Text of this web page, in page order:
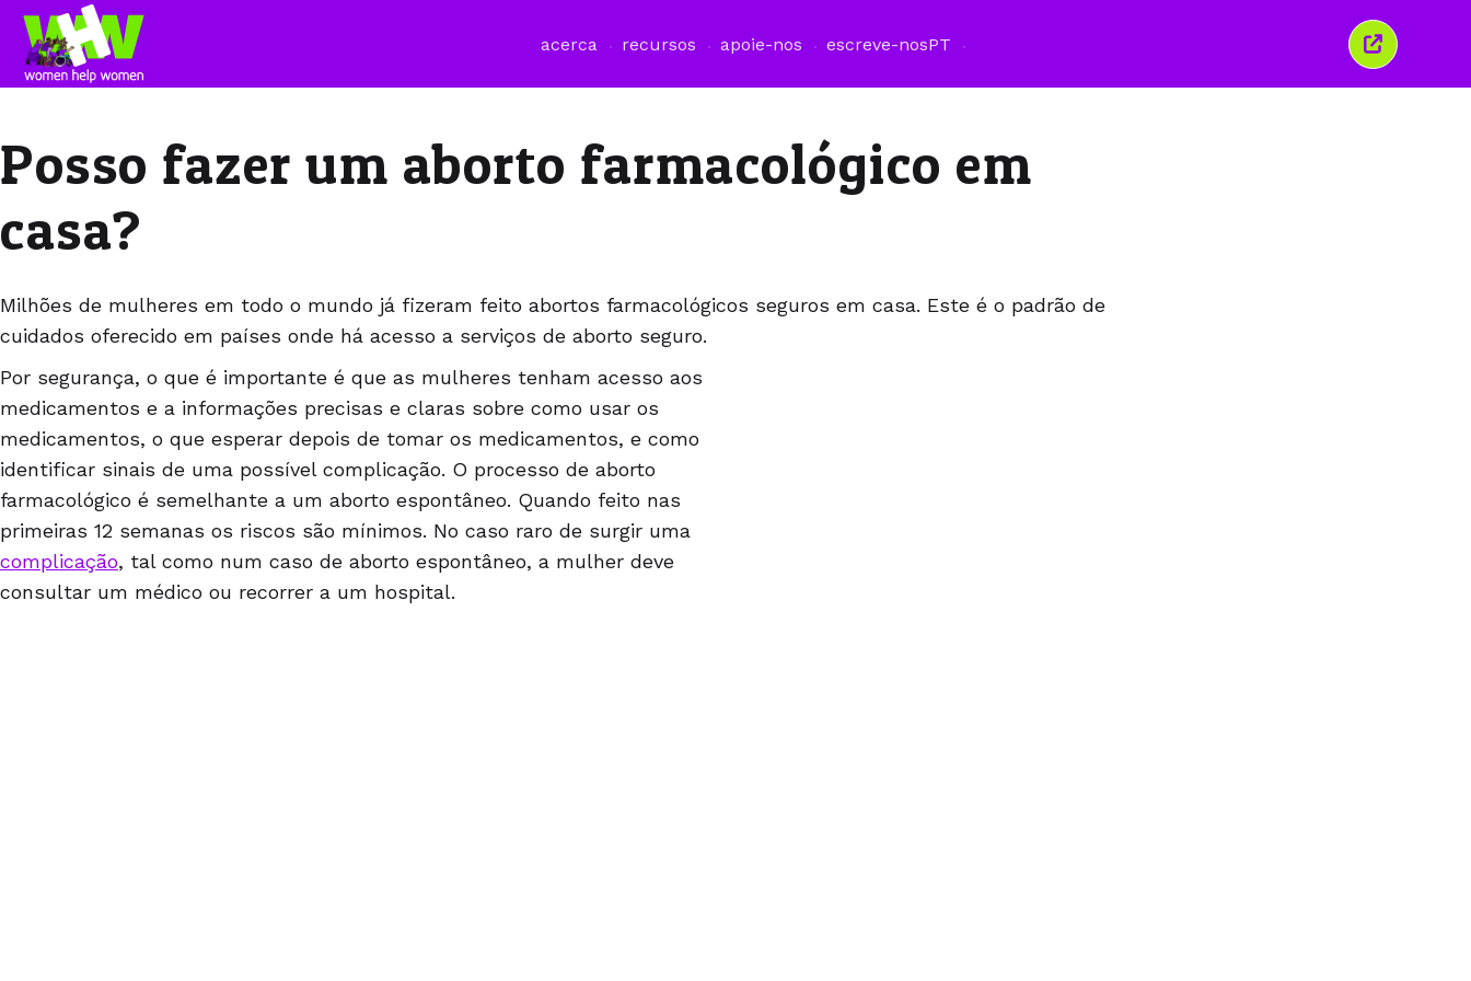
acerca recursos apoie-nos escreve-nosPT
Fechar
esta
Posso fazer um aborto farmacológico em
casa?
Milhões de mulheres em todo o mundo já fizeram feito abortos farmacológicos seguros em casa. Este é o padrão de
cuidados oferecido em países onde há acesso a serviços de aborto seguro.
Por segurança, o que é importante é que as mulheres tenham acesso aos
medicamentos e a informações precisas e claras sobre como usar os
medicamentos, o que esperar depois de tomar os medicamentos, e como
identificar sinais de uma possível complicação. O processo de aborto
farmacológico é semelhante a um aborto espontâneo. Quando feito nas
primeiras 12 semanas os riscos são mínimos. No caso raro de surgir uma
complicação, tal como num caso de aborto espontâneo, a mulher deve
consultar um médico ou recorrer a um hospital.